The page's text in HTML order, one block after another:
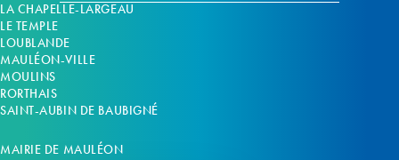
LA CHAPELLE-LARGEAU
LE TEMPLE
LOUBLANDE
MAULÉON-VILLE
MOULINS
RORTHAIS
SAINT-AUBIN DE BAUBIGNÉ
MAIRIE DE MAULÉON